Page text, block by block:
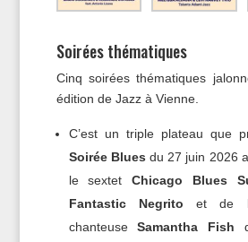
Soirées thématiques
Cinq soirées thématiques
édition de Jazz à Vienne.
C’est un triple plateau que
Soirée Blues du 27 juin 2026
le sextetChicago Blues
Fantastic Negrito et de
chanteuseSamantha Fish